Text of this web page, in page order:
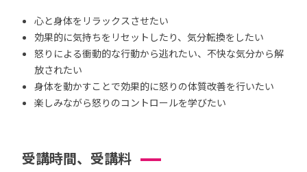
心と身体をリラックスさせたい
効果的に気持ちをリセットしたり、気分転換をしたい
怒りによる衝動的な行動から逃れたい、不快な気分から解
放されたい
身体を動かすことで効果的に怒りの体質改善を行いたい
楽しみながら怒りのコントロールを学びたい
受講時間、受講料